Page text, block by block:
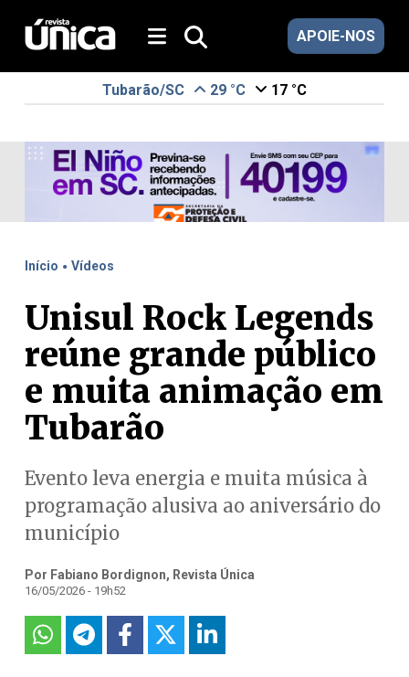
APOIE-NOS
Tubarão/SC 29 °C 17 °C
Início . Vídeos
Unisul Rock Legends
reúne grande público
e muita animação em
Tubarão
Evento leva energia e muita música à
programação alusiva ao aniversário do
município
Por Fabiano Bordignon, Revista Única
16/05/2026 - 19h52